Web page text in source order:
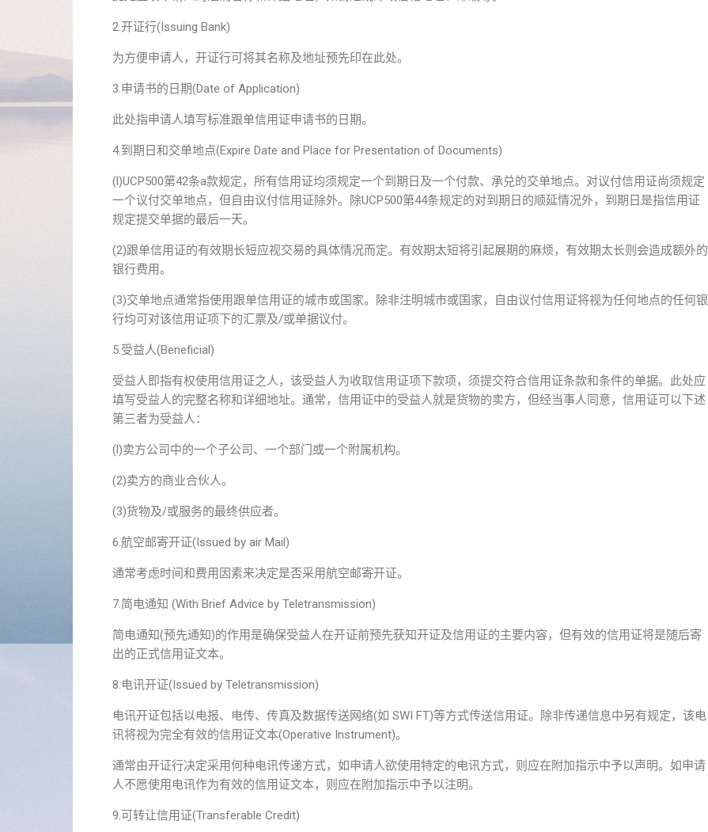
2.开证行(Issuing Bank)
为方便申请人，开证行可将其名称及地址预先印在此处。
3.申请书的日期(Date of Application)
此处指申请人填写标准跟单信用证申请书的日期。
4.到期日和交单地点(Expire Date and Place for Presentation of Documents)
(l)UCP500第42条a款规定，所有信用证均须规定一个到期日及一个付款、承兑的交单地点。对议付信用证尚须规定
一个议付交单地点，但自由议付信用证除外。除UCP500第44条规定的对到期日的顺延情况外，到期日是指信用证
规定提交单据的最后一天。
(2)跟单信用证的有效期长短应视交易的具体情况而定。有效期太短将引起展期的麻烦，有效期太长则会造成额外的
银行费用。
(3)交单地点通常指使用跟单信用证的城市或国家。除非注明城市或国家，自由议付信用证将视为任何地点的任何银
行均可对该信用证项下的汇票及/或单据议付。
5.受益人(Beneficial)
受益人即指有权使用信用证之人，该受益人为收取信用证项下款项，须提交符合信用证条款和条件的单据。此处应
填写受益人的完整名称和详细地址。通常，信用证中的受益人就是货物的卖方，但经当事人同意，信用证可以下述
第三者为受益人：
(l)卖方公司中的一个子公司、一个部门或一个附属机构。
(2)卖方的商业合伙人。
(3)货物及/或服务的最终供应者。
6.航空邮寄开证(Issued by air Mail)
通常考虑时间和费用因素来决定是否采用航空邮寄开证。
7.简电通知 (With Brief Advice by Teletransmission)
简电通知(预先通知)的作用是确保受益人在开证前预先获知开证及信用证的主要内容，但有效的信用证将是随后寄
出的正式信用证文本。
8.电讯开证(Issued by Teletransmission)
电讯开证包括以电报、电传、传真及数据传送网络(如 SWI FT)等方式传送信用证。除非传递信息中另有规定，该电
讯将视为完全有效的信用证文本(Operative Instrument)。
通常由开证行决定采用何种电讯传递方式，如申请人欲使用特定的电讯方式，则应在附加指示中予以声明。如申请
人不愿使用电讯作为有效的信用证文本，则应在附加指示中予以注明。
9.可转让信用证(Transferable Credit)